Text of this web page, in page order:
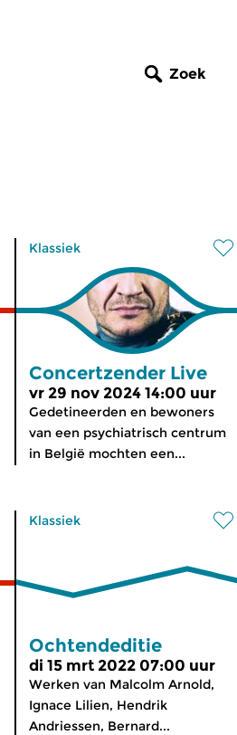
Zoek
Klassiek
Concertzender Live
vr 29 nov 2024 14:00 uur
Gedetineerden en bewoners
van een psychiatrisch centrum
in België mochten een...
Klassiek
Ochtendeditie
di 15 mrt 2022 07:00 uur
Werken van Malcolm Arnold,
Ignace Lilien, Hendrik
Andriessen, Bernard...